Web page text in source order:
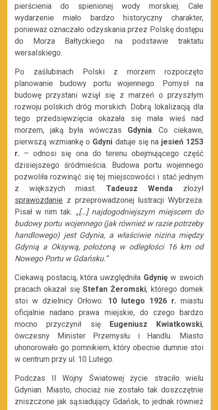
pierścienia do spienionej wody morskiej. Całe
wydarzenie miało bardzo historyczny charakter,
ponieważ oznaczało odzyskania przez Polskę dostępu
do Morza Bałtyckiego na podstawie traktatu
wersalskiego.
Po zaślubinach Polski z morzem rozpoczęto
planowanie budowy portu wojennego. Pomysł na
budowę przystani wziął się z marzeń o przyszłym
rozwoju polskich dróg morskich. Dobrą lokalizacją dla
tego przedsięwzięcia okazała się mała wieś nad
morzem, jaką była wówczas Gdynia. Co ciekawe,
pierwszą wzmiankę o Gdyni datuje się na jesień 1253
r. –odnosi się ona do terenu obejmującego część
dzisiejszego śródmieścia. Budowa portu wojennego
pozwoliła rozwinąć się tej miejscowości i stać jednym
z większych miast. Tadeusz Wenda złożył
sprawozdanie z przeprowadzonej lustracji Wybrzeża.
Pisał w nim tak: „[…] najdogodniejszym miejscem do
budowy portu wojennego (jak również w razie potrzeby
handlowego) jest Gdynia, a właściwie nizina między
Gdynią a Oksywą, położoną w odległości 16 km od
Nowego Portu w Gdańsku.”
Ciekawą postacią, która uwzględniła Gdynięw swoich
pracach okazał się Stefan Żeromski, którego domek
stoi w dzielnicy Orłowo. 10 lutego 1926 r. miastu
oficjalnie nadano prawa miejskie, do czego bardzo
mocno przyczynił się
Eugeniusz Kwiatkowski,
ówczesny Minister Przemysłu i Handlu. Miasto
uhonorowało go pomnikiem, który obecnie dumnie stoi
w centrum przy ul. 10 Lutego.
Podczas II Wojny Światowej życie straciło wielu
Gdynian. Miasto, chociaż nie zostało tak doszczętnie
zniszczone jak sąsiadujący Gdańsk, to jednak również